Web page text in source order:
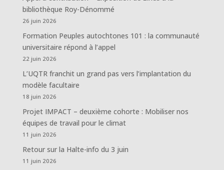
bibliothèque Roy-Dénommé
26 juin 2026
Formation Peuples autochtones 101 : la communauté
universitaire répond à l’appel
22 juin 2026
L’UQTR franchit un grand pas vers l’implantation du
modèle facultaire
18 juin 2026
Projet IMPACT – deuxième cohorte : Mobiliser nos
équipes de travail pour le climat
11 juin 2026
Retour sur la Halte-info du 3 juin
11 juin 2026